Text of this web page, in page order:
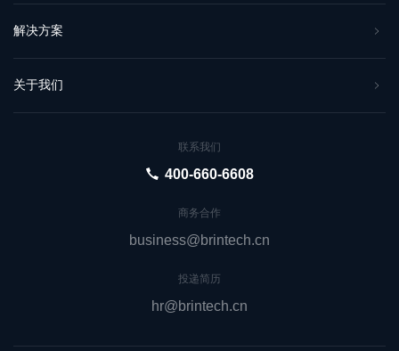
解决方案
关于我们
联系我们
400-660-6608
商务合作
business@brintech.cn
投递简历
hr@brintech.cn